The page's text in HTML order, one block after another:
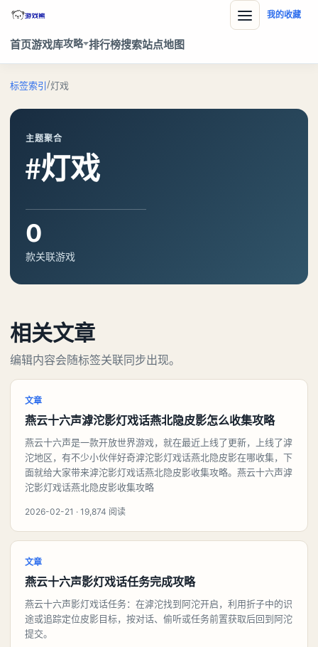
首页游戏库攻略 排行榜搜索站点地图
我的收藏
标签索引/灯戏
主题聚合
#灯戏
0
款关联游戏
相关文章
编辑内容会随标签关联同步出现。
文章
燕云十六声滹沱影灯戏话燕北隐皮影怎么收集攻略
燕云十六声是一款开放世界游戏，就在最近上线了更新，上线了滹
沱地区，有不少小伙伴好奇滹沱影灯戏话燕北隐皮影在哪收集，下
面就给大家带来滹沱影灯戏话燕北隐皮影收集攻略。燕云十六声滹
沱影灯戏话燕北隐皮影收集攻略
2026-02-21 · 19,874 阅读
文章
燕云十六声影灯戏话任务完成攻略
燕云十六声影灯戏话任务：在滹沱找到阿沱开启，利用折子中的识
途或追踪定位皮影目标，按对话、偷听或任务前置获取后回到阿沱
提交。